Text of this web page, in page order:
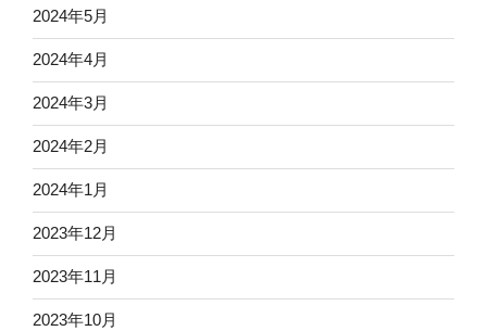
2024年5月
2024年4月
2024年3月
2024年2月
2024年1月
2023年12月
2023年11月
2023年10月